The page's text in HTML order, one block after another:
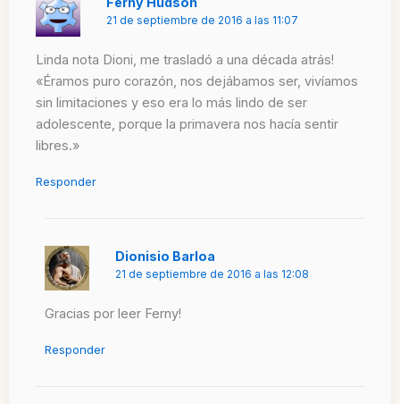
21 de septiembre de 2016 a las 11:07
Linda nota Dioni, me trasladó a una década atrás!
«Éramos puro corazón, nos dejábamos ser, vivíamos
sin limitaciones y eso era lo más lindo de ser
adolescente, porque la primavera nos hacía sentir
libres.»
Responder
Dionisio Barloa
21 de septiembre de 2016 a las 12:08
Gracias por leer Ferny!
Responder